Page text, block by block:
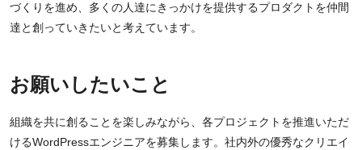
づくりを進め、多くの人達にきっかけを提供するプロダクトを仲間
達と創っていきたいと考えています。
お願いしたいこと
組織を共に創ることを楽しみながら、各プロジェクトを推進いただ
けるWordPressエンジニアを募集します。社内外の優秀なクリエイ